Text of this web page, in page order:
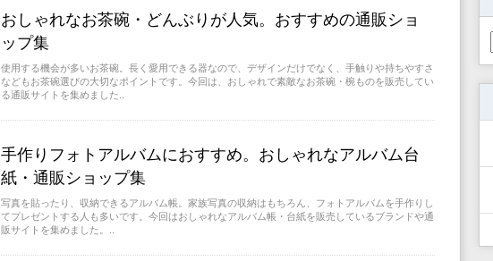
おしゃれなお茶碗・どんぶりが人気。おすすめの通販ショ
ップ集
使用する機会が多いお茶碗。長く愛用できる器なので、デザインだけでなく、手触りや持ちやすさ
などもお茶碗選びの大切なポイントです。今回は、おしゃれで素敵なお茶碗・椀ものを販売してい
る通販サイトを集めました..
手作りフォトアルバムにおすすめ。おしゃれなアルバム台
紙・通販ショップ集
写真を貼ったり、収納できるアルバム帳。家族写真の収納はもちろん、フォトアルバムを手作りし
てプレゼントする人も多いです。今回はおしゃれなアルバム帳・台紙を販売しているブランドや通
販サイトを集めました。..